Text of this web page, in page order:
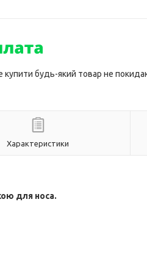
купити будь-який товар не
Характеристики
для носа.